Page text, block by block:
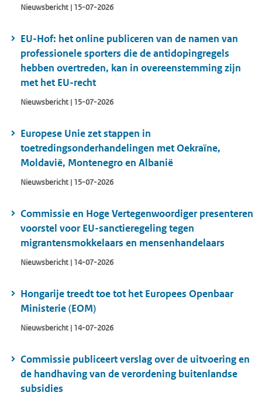
Nieuwsbericht | 15-07-2026
EU-Hof: het online publiceren van de namen van
professionele sporters die de antidopingregels
hebben overtreden, kan in overeenstemming zijn
met het EU-recht
Nieuwsbericht | 15-07-2026
Europese Unie zet stappen in
toetredingsonderhandelingen met Oekraïne,
Moldavië, Montenegro en Albanië
Nieuwsbericht | 15-07-2026
Commissie en Hoge Vertegenwoordiger presenteren
voorstel voor EU-sanctieregeling tegen
migrantensmokkelaars en mensenhandelaars
Nieuwsbericht | 14-07-2026
Hongarije treedt toe tot het Europees Openbaar
Ministerie (EOM)
Nieuwsbericht | 14-07-2026
Commissie publiceert verslag over de uitvoering en
de handhaving van de verordening buitenlandse
subsidies